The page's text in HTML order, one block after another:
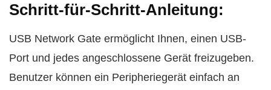
Schritt-für-Schritt-Anleitung:
USB Network Gate ermöglicht Ihnen, einen USB-
Port und jedes angeschlossene Gerät freizugeben.
Benutzer können ein Peripheriegerät einfach an